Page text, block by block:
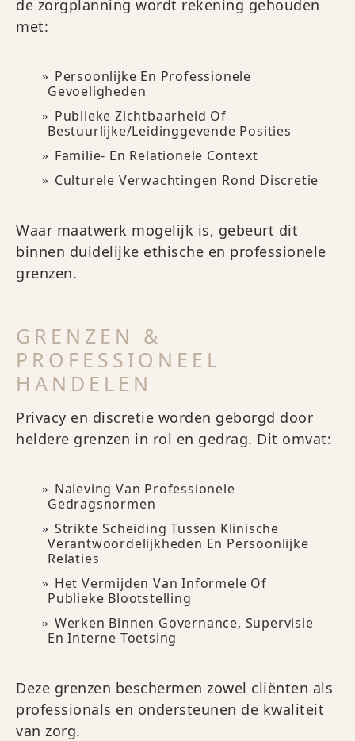
de zorgplanning wordt rekening gehouden
met:
Persoonlijke En Professionele
Gevoeligheden
Publieke Zichtbaarheid Of
Bestuurlijke/leidinggevende Posities
Familie- En Relationele Context
Culturele Verwachtingen Rond Discretie
Waar maatwerk mogelijk is, gebeurt dit
binnen duidelijke ethische en professionele
grenzen.
GRENZEN &
PROFESSIONEEL
HANDELEN
Privacy en discretie worden geborgd door
heldere grenzen in rol en gedrag. Dit omvat:
Naleving Van Professionele
Gedragsnormen
Strikte Scheiding Tussen Klinische
Verantwoordelijkheden En Persoonlijke
Relaties
Het Vermijden Van Informele Of
Publieke Blootstelling
Werken Binnen Governance, Supervisie
En Interne Toetsing
Deze grenzen beschermen zowel cliënten als
professionals en ondersteunen de kwaliteit
van zorg.